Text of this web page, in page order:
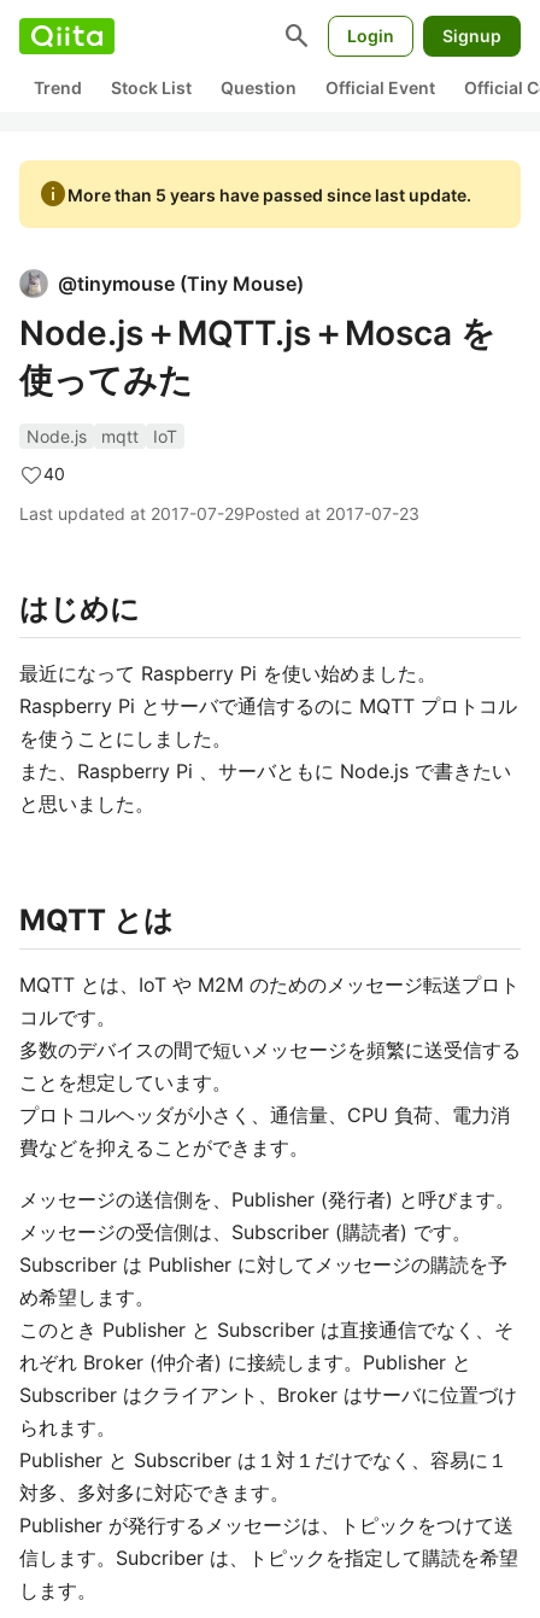
search Login Signup
Trend Stock List Question Official Event Official
infoMore than 5 years have passed since last update.
@tinymouse (Tiny Mouse)
Node.js＋MQTT.js＋Mosca を
使ってみた
Node.js mqtt
IoT
40
Last updated at 2017-07-29Posted at 2017-07-23
はじめに
最近になって Raspberry Pi を使い始めました。
Raspberry Pi とサーバで通信するのに MQTT プロトコル
を使うことにしました。
また、Raspberry Pi 、サーバともに Node.js で書きたい
と思いました。
MQTT とは
MQTT とは、IoT や M2M のためのメッセージ転送プロト
コルです。
多数のデバイスの間で短いメッセージを頻繁に送受信する
ことを想定しています。
プロトコルヘッダが小さく、通信量、CPU 負荷、電力消
費などを抑えることができます。
メッセージの送信側を、Publisher (発行者) と呼びます。
メッセージの受信側は、Subscriber (購読者) です。
Subscriber は Publisher に対してメッセージの購読を予
め希望します。
このとき Publisher と Subscriber は直接通信でなく、そ
れぞれ Broker (仲介者) に接続します。Publisher と
Subscriber はクライアント、Broker はサーバに位置づけ
られます。
Publisher と Subscriber は１対１だけでなく、容易に１
対多、多対多に対応できます。
Publisher が発行するメッセージは、トピックをつけて送
信します。Subcriber は、トピックを指定して購読を希望
します。